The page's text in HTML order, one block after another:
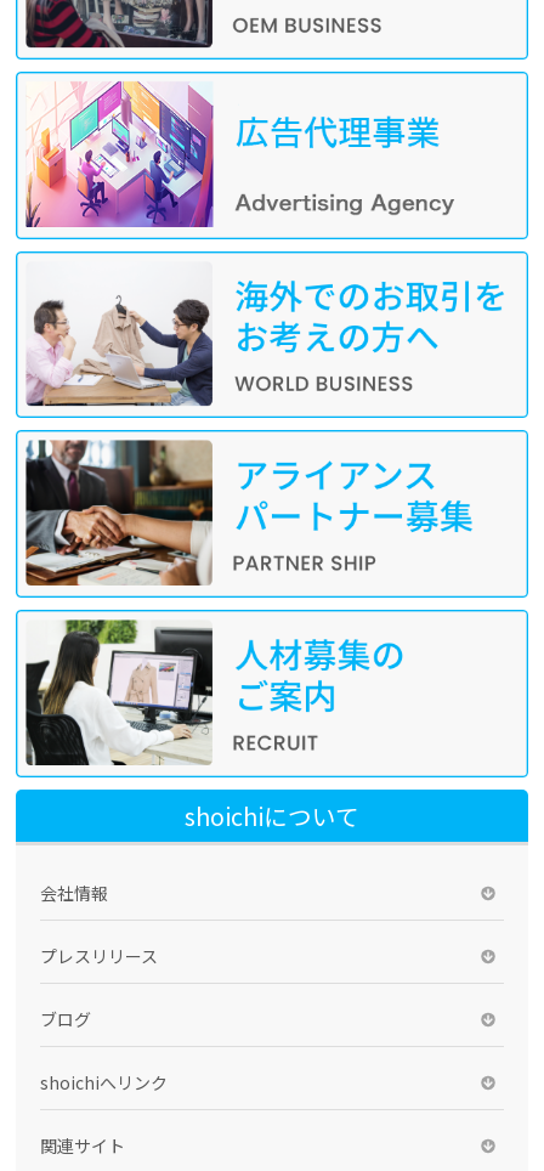
shoichiについて
会社情報
プレスリリース
ブログ
shoichiへリンク
関連サイト